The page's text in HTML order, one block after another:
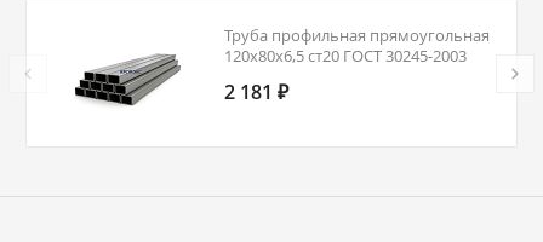
Труба профильная прямоугольная
120х80х6,5 ст20 ГОСТ 30245-2003
2 181 ₽